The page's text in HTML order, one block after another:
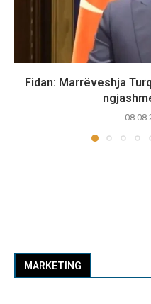
Fidan: Marrëveshja
MARKETING